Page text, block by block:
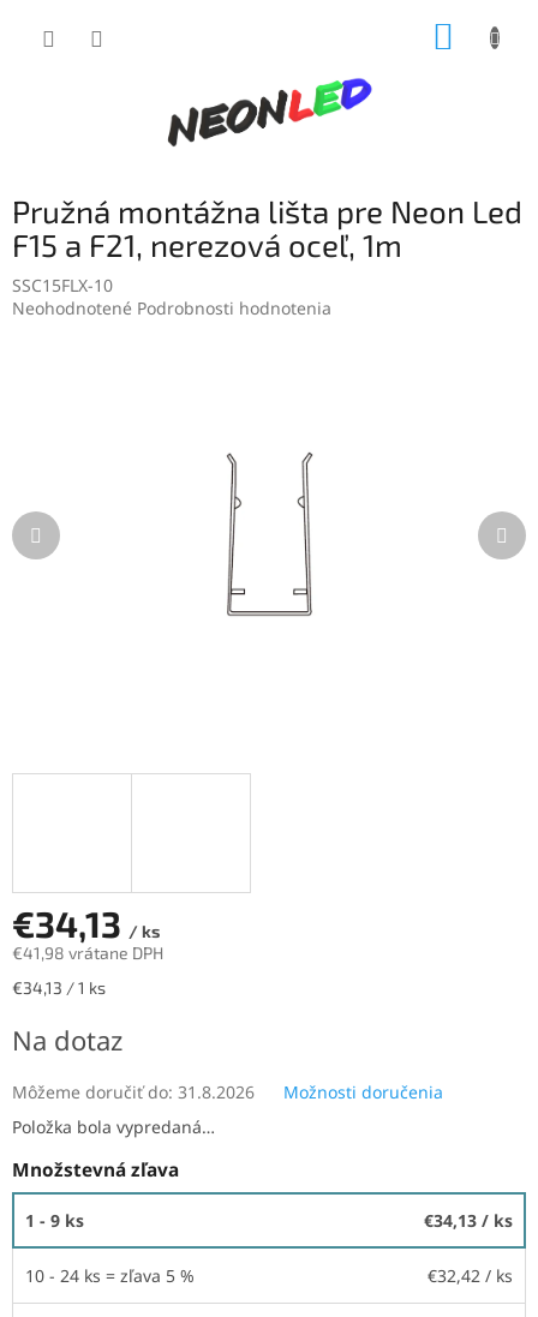
Pružná montážna lišta pre Neon Led
F15 a F21, nerezová oceľ, 1m
SSC15FLX-10
Priemerné
Neohodnotené Podrobnosti hodnotenia
€34,13 / ks
€41,98 vrátane DPH
Jednotková
€34,13 / 1 ks
Na dotaz
Môžeme doručiť do: 31.8.2026
Možnosti doručenia
Položka bola vypredaná…
Množstevná zľava
1 - 9 ks €34,13 / ks
10 - 24 ks = zľava 5 % €32,42 / ks